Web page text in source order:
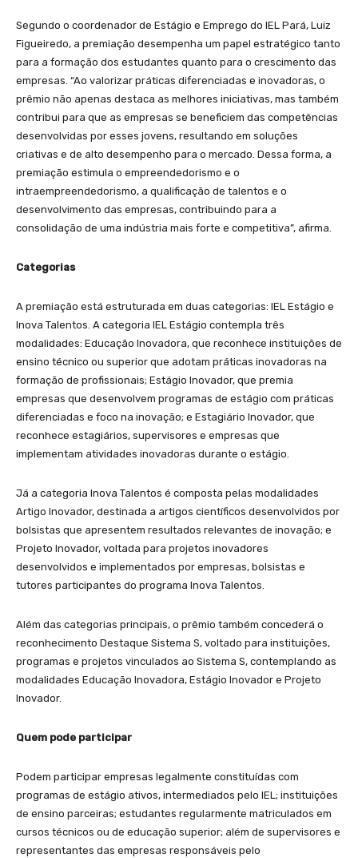
Segundo o coordenador de Estágio e Emprego do IEL Pará, Luiz
Figueiredo, a premiação desempenha um papel estratégico tanto
para a formação dos estudantes quanto para o crescimento das
empresas. “Ao valorizar práticas diferenciadas e inovadoras, o
prêmio não apenas destaca as melhores iniciativas, mas também
contribui para que as empresas se beneficiem das competências
desenvolvidas por esses jovens, resultando em soluções
criativas e de alto desempenho para o mercado. Dessa forma, a
premiação estimula o empreendedorismo e o
intraempreendedorismo, a qualificação de talentos e o
desenvolvimento das empresas, contribuindo para a
consolidação de uma indústria mais forte e competitiva”, afirma.
Categorias
A premiação está estruturada em duas categorias: IEL Estágio e
Inova Talentos. A categoria IEL Estágio contempla três
modalidades: Educação Inovadora, que reconhece instituições de
ensino técnico ou superior que adotam práticas inovadoras na
formação de profissionais; Estágio Inovador, que premia
empresas que desenvolvem programas de estágio com práticas
diferenciadas e foco na inovação; e Estagiário Inovador, que
reconhece estagiários, supervisores e empresas que
implementam atividades inovadoras durante o estágio.
Já a categoria Inova Talentos é composta pelas modalidades
Artigo Inovador, destinada a artigos científicos desenvolvidos por
bolsistas que apresentem resultados relevantes de inovação; e
Projeto Inovador, voltada para projetos inovadores
desenvolvidos e implementados por empresas, bolsistas e
tutores participantes do programa Inova Talentos.
Além das categorias principais, o prêmio também concederá o
reconhecimento Destaque Sistema S, voltado para instituições,
programas e projetos vinculados ao Sistema S, contemplando as
modalidades Educação Inovadora, Estágio Inovador e Projeto
Inovador.
Quem pode participar
Podem participar empresas legalmente constituídas com
programas de estágio ativos, intermediados pelo IEL; instituições
de ensino parceiras; estudantes regularmente matriculados em
cursos técnicos ou de educação superior; além de supervisores e
representantes das empresas responsáveis pelo